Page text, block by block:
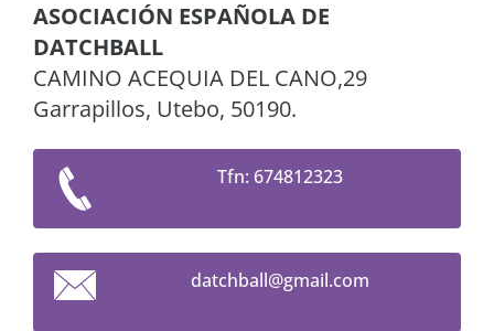
ASOCIACIÓN ESPAÑOLA DE
DATCHBALL
CAMINO ACEQUIA DEL CANO,29
Garrapillos, Utebo, 50190.
Tfn: 674812323
datchball@gmail.com